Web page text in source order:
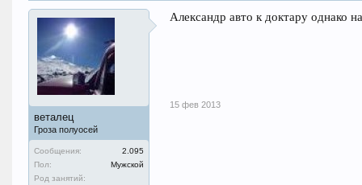
веталец
Гроза полуосей
Сообщения:
2.095
Пол:
Мужской
Род занятий:
Александр авто к доктару однако
15 фев 2013